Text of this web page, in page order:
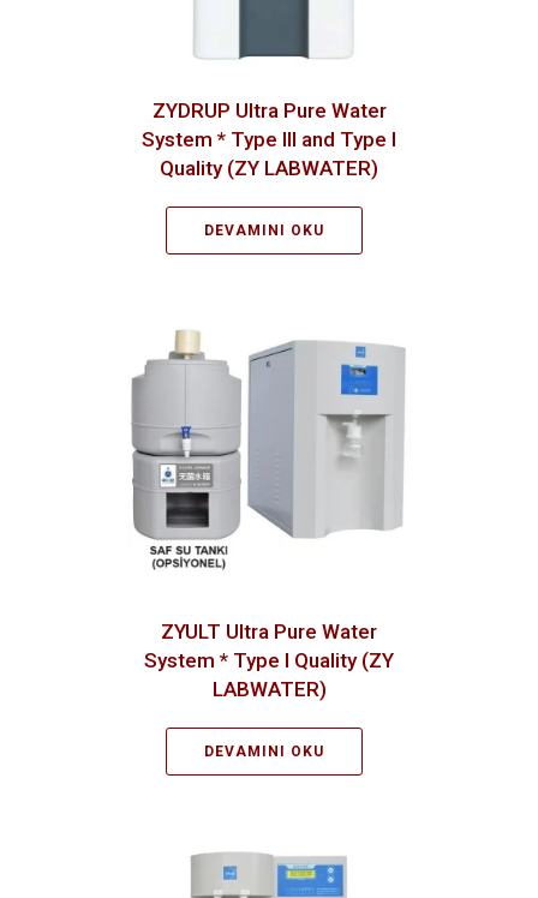
ZYDRUP Ultra Pure Water
System * Type III and Type I
Quality (ZY LABWATER)
DEVAMINI OKU
ZYULT Ultra Pure Water
System * Type I Quality (ZY
LABWATER)
DEVAMINI OKU